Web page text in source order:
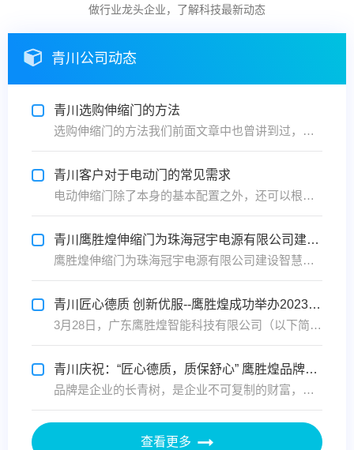
做行业龙头企业，了解科技最新动态
青川公司动态
青川选购伸缩门的方法
选购伸缩门的方法我们前面文章中也曾讲到过，今天小编要在为您分享几招。如何挑选到合适质量又好的门：1、注重电动伸缩门节能性：在挑选伸缩门产品时还得注重其节能性，通常伸缩门的节能性主要由电动伸缩门的外框、伸缩门内框的材料是什么材料做的，是否隔热保温；中间的板材是否采用了节能环保的材料...
青川客户对于电动门的常见需求
电动伸缩门除了本身的基本配置之外，还可以根据客户需求灵活调整，下面添安门业介绍客户在日常生活中有哪些具体需求。1，需要配置安全光线（安全辅助传感器），以确保在任何情况下不会发生电动门夹人的事件（特别是医院等）;2，安装电子锁的需要，或其他特殊门方式（如：信用卡存取，密码门禁，考勤...
青川鹰胜煌伸缩门为珠海冠宇电源有限公司建设智慧停车平台
鹰胜煌伸缩门为珠海冠宇电源有限公司建设智慧停车平台，提高出入口车辆的通行速度，同时也升级了企业管理效率。鹰胜煌伸缩门给企业的印象就是安全实用，美观便捷，事实也是如此，相比于传统的那些大门，鹰胜煌伸缩门的应用为企业人员带来了更大的便利。鹰胜煌伸缩门起到控制人流、节约电源、按需定制以...
青川匠心德质 创新优服--鹰胜煌成功举办2023首场商务交流会
3月28日，广东鹰胜煌智能科技有限公司（以下简称鹰胜煌）在佛山总部成功举办2023首场商务交流会。鹰胜煌董事长胡学君先生协同公司管理层热情接待来自全国各地鹰胜煌合作伙伴，共同商讨数字时代下，如何用工业4.0等数字技术智造高品质电动门产品满足市场需要、赢得市场竞争。
青川庆祝：“匠心德质，质保舒心” 鹰胜煌品牌战略升级暨新产品发布会圆满成功
品牌是企业的长青树，是企业不可复制的财富，是企业布局市场的制高点，鹰胜煌门业凭借多年行业经验，紧跟市场步伐，品牌打造进入新的发展阶段。现场，鹰胜煌胡学君总经理发布了鹰胜煌品牌新的五年规划。他说，五年规划的实现是一个令人振奋的目标，公司将带领团队逐步实现更换厂房，拓展营销，提高产能...
查看更多